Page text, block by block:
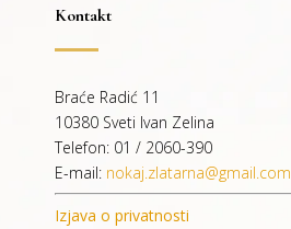
Kontakt
Braće Radić 11
10380 Sveti Ivan Zelina
Telefon: 01 / 2060-390
E-mail: nokaj.zlatarna@gmail.com
Izjava o privatnosti